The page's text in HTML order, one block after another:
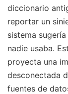
diccionario
reportar un
sistema
nadie usaba.
proyecta una
desconectada
fuentes de